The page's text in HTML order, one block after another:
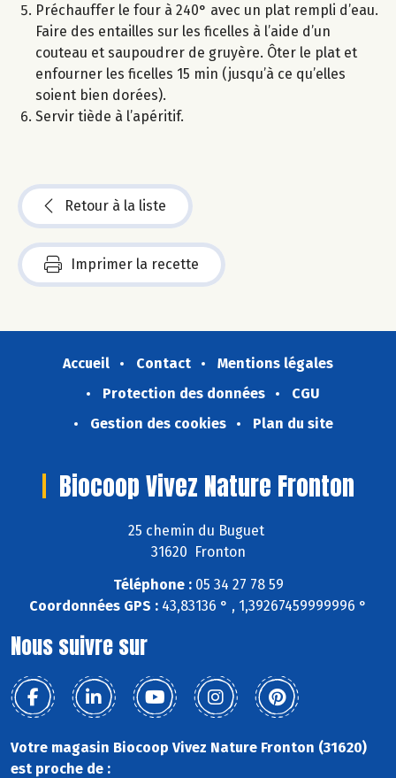
Préchauffer le four à 240° avec un plat rempli d’eau.
Faire des entailles sur les ficelles à l’aide d’un
couteau et saupoudrer de gruyère. Ôter le plat et
enfourner les ficelles 15 min (jusqu’à ce qu’elles
soient bien dorées).
Servir tiède à l’apéritif.
Retour à la liste
Imprimer la recette
Accueil Contact
Mentions légales
Protection des données
CGU
Gestion des cookies
Plan du site
Biocoop Vivez Nature Fronton
25 chemin du Buguet
31620 Fronton
Téléphone :05 34 27 78 59
Coordonnées GPS : 43,83136 ° , 1,39267459999996 °
Nous suivre sur
Votre magasin Biocoop Vivez Nature Fronton (31620)
est proche de :